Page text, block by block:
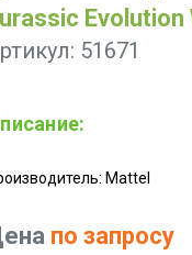
Evolution
51671
Mattel
по запросу